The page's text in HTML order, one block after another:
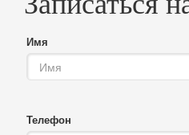
Имя
Телефон